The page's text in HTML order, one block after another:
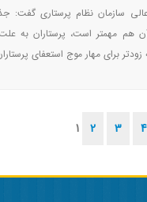
سازمان نظام پرستاری گفت:
آن هم مهمتر است، پرستاران
برای مهار موج استعفای
1 2 3 4